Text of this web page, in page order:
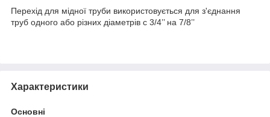
Перехід для мідної труби використовується для з'єднання
труб одного або різних діаметрів с 3/4’’ на 7/8’’
Характеристики
Основні